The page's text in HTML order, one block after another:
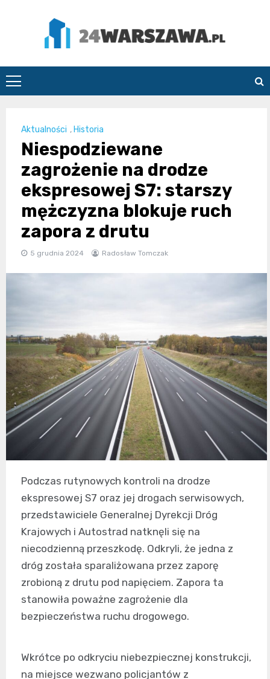
24Warszawa.pl
Aktualności , Historia
Niespodziewane
zagrożenie na drodze
ekspresowej S7: starszy
mężczyzna blokuje ruch
zapora z drutu
5 grudnia 2024 Radosław Tomczak
Podczas rutynowych kontroli na drodze
ekspresowej S7 oraz jej drogach serwisowych,
przedstawiciele Generalnej Dyrekcji Dróg
Krajowych i Autostrad natknęli się na
niecodzienną przeszkodę. Odkryli, że jedna z
dróg została sparaliżowana przez zaporę
zrobioną z drutu pod napięciem. Zapora ta
stanowiła poważne zagrożenie dla
bezpieczeństwa ruchu drogowego.
Wkrótce po odkryciu niebezpiecznej konstrukcji,
na miejsce wezwano policjantów z